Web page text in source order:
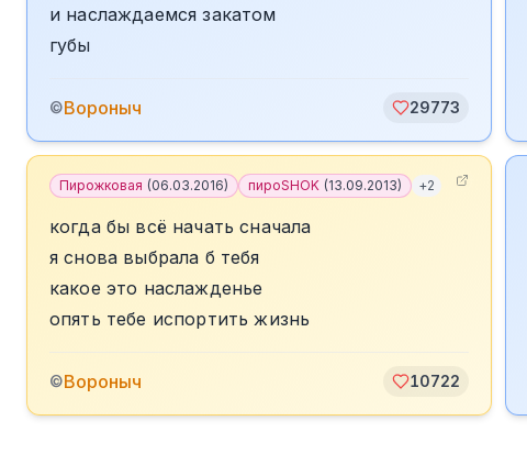
и наслаждаемся закатом
губы
©Вороныч 29773
Пирожковая (06.03.2016) пироSHOK (13.09.2013) +2
когда бы всё начать сначала
я снова выбрала б тебя
какое это наслажденье
опять тебе испортить жизнь
©Вороныч 10722